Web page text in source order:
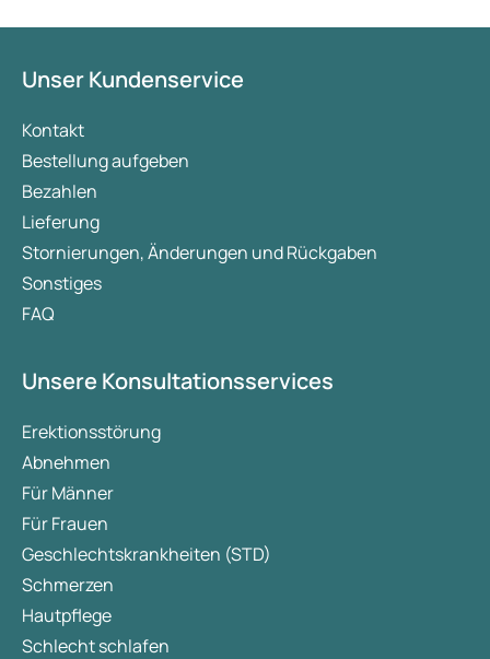
Unser Kundenservice
Kontakt
Bestellung aufgeben
Bezahlen
Lieferung
Stornierungen, Änderungen und Rückgaben
Sonstiges
FAQ
Unsere Konsultationsservices
Erektionsstörung
Abnehmen
Für Männer
Für Frauen
Geschlechtskrankheiten (STD)
Schmerzen
Hautpflege
Schlecht schlafen